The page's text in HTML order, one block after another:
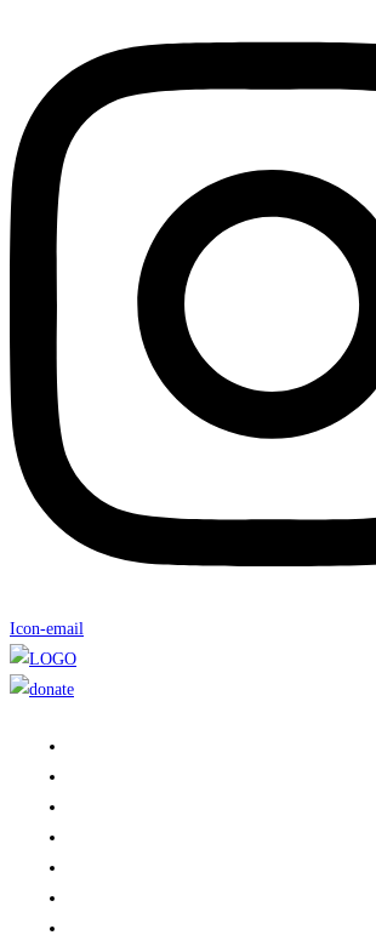
Icon-email